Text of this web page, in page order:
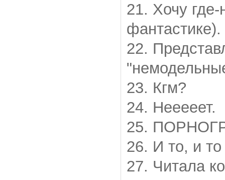
21. Хочу
фантастике).
22.
23. Кгм?
24. Нееееет.
25.
26. И то, и
27. Читала